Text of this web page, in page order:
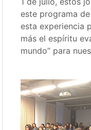
este programa
esta experiencia
más el espíritu
mundo” para